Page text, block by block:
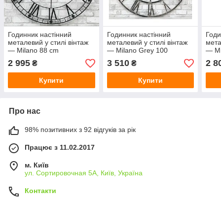
Годинник настінний
металевий у стилі вінтаж
— Milano 88 cm
2 995 ₴
Купити
Годинник настінний
металевий у стилі вінтаж
— Milano Grey 100
3 510₴
Купити
—
2
Про нас
98% позитивних з 92 відгуків за рік
Працює з 11.02.2017
м. Київ
ул. Сортировочная 5А, Київ, Україна
Контакти